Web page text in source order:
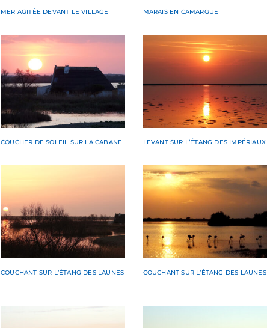
MER AGITÉE DEVANT LE VILLAGE MARAIS EN CAMARGUE
COUCHER DE SOLEIL SUR LA CABANE LEVANT SUR L’ÉTANG DES IMPÉRIAUX
COUCHANT SUR L’ÉTANG DES LAUNES COUCHANT SUR L’ÉTANG DES LAUNES